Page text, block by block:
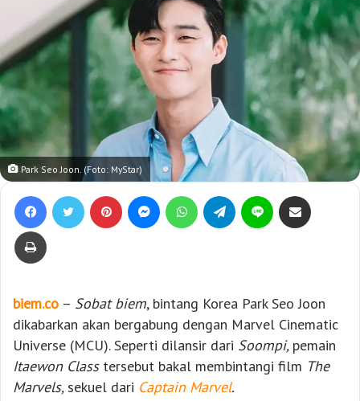
Park Seo Joon. (Foto: MyStar)
biem.co – Sobat biem, bintang Korea Park Seo Joon
dikabarkan akan bergabung dengan Marvel Cinematic
Universe (MCU). Seperti dilansir dari Soompi, pemain
Itaewon Class tersebut bakal membintangi film The
Marvels, sekuel dari Captain Marvel.